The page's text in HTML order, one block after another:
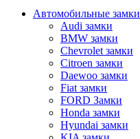
Автомобильные замки
Audi замки
BMW замки
Chevrolet замки
Citroen замки
Daewoo замки
Fiat замки
FORD Замки
Honda замки
Hyundai замки